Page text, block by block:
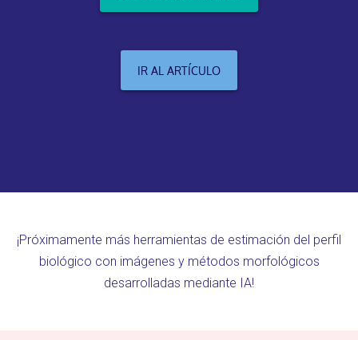
IR AL ARTÍCULO
¡Próximamente más herramientas de estimación del perfil
biológico con imágenes y métodos morfológicos
desarrolladas mediante IA!